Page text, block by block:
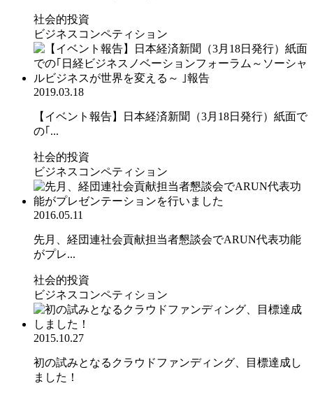
社会的投資
ビジネスコンペティション
2019.03.18
【イベント報告】日本経済新聞（3月18日発行）紙面で
の｢...
社会的投資
ビジネスコンペティション
2016.05.11
先月、経団連社会貢献担当者懇談会でARUN代表功能
がプレ...
社会的投資
ビジネスコンペティション
2015.10.27
初の試みとなるクラウドファンディング、目標達成し
ました！